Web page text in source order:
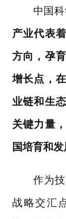
中国
产业代表
方向，孕
增长点，
业链和生
关键力量
国培育和
作为
战略交汇